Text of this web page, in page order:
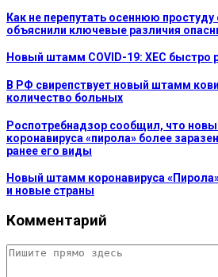
Как не перепутать осеннюю
объяснили ключевые различия
Новый штамм COVID-19: XEC быстро
В РФ свирепствует новый штамм
количество больных
Роспотребнадзор сообщил, что
коронавируса «пирола» более
ранее его виды
Новый штамм коронавируса
и новые страны
Комментарий